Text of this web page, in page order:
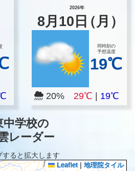
2026年
8月 10 日（月）
同時刻の
予想温度
19℃
20%29℃ 19℃
中学校の
レーダー
すると拡大します
Leaflet | 地理院タイル